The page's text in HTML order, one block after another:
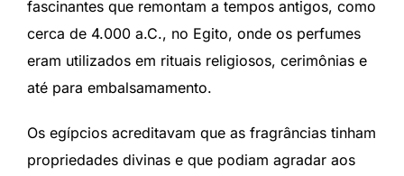
fascinantes que remontam a tempos antigos, como
cerca de 4.000 a.C., no Egito, onde os perfumes
eram utilizados em rituais religiosos, cerimônias e
até para embalsamamento.
Os egípcios acreditavam que as fragrâncias tinham
propriedades divinas e que podiam agradar aos